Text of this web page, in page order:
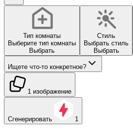
Тип комнаты
Выберите тип комнаты
Выбрать
Стиль
Выбрать стиль
Выбрать
Ищете что-то конкретное?
1 изображение
Сгенерировать 1